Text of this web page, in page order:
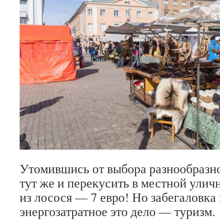
Утомившись от выбора
тут же и перекусить в местной
из лосося — 7 евро! Но забегаловка
энергозатратное это дело — туризм.